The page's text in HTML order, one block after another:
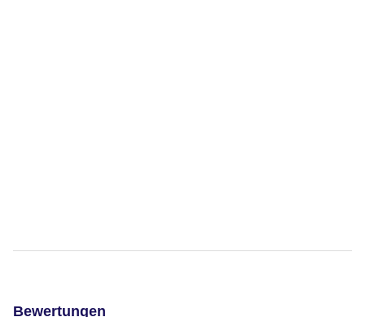
Bewertungen